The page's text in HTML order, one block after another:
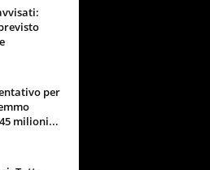
per
milioni...